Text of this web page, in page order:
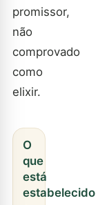
promissor,
não
comprovado
como
elixir.
O
que
está
estabelecido